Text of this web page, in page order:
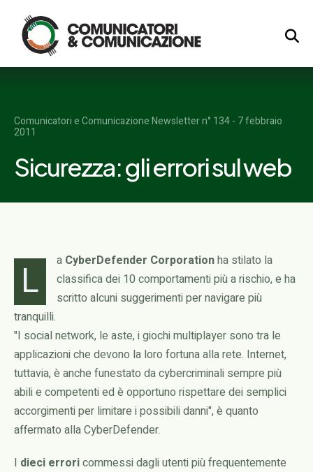
Logo
Comunicatori e Comunicazione Newsletter n° 134 - 7 febbraio
2011
Sicurezza: gli errori sul web
L a CyberDefender Corporationha stilato la
classifica dei 10 comportamenti più a rischio, e ha
scritto alcuni suggerimenti per navigare più
tranquilli.
"I social network, le aste, i giochi multiplayer sono tra le
applicazioni che devono la loro fortuna alla rete. Internet,
tuttavia, è anche funestato da cybercriminali sempre più
abili e competenti ed è opportuno rispettare dei semplici
accorgimenti per limitare i possibili danni", è quanto
affermato alla CyberDefender.
I dieci erroricommessi dagli utenti più frequentemente